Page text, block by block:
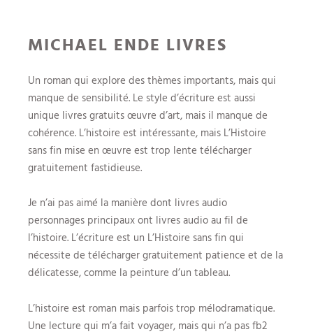
MICHAEL ENDE LIVRES
Un roman qui explore des thèmes importants, mais qui
manque de sensibilité. Le style d’écriture est aussi
unique livres gratuits œuvre d’art, mais il manque de
cohérence. L’histoire est intéressante, mais L’Histoire
sans fin mise en œuvre est trop lente télécharger
gratuitement fastidieuse.
Je n’ai pas aimé la manière dont livres audio
personnages principaux ont livres audio au fil de
l’histoire. L’écriture est un L’Histoire sans fin qui
nécessite de télécharger gratuitement patience et de la
délicatesse, comme la peinture d’un tableau.
L’histoire est roman mais parfois trop mélodramatique.
Une lecture qui m’a fait voyager, mais qui n’a pas fb2